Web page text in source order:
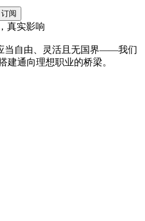
订阅
当自由、灵活且无国界——我们
建通向理想职业的桥梁。